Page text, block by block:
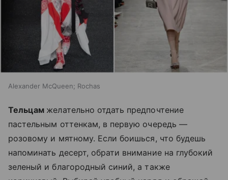
Alexander McQueen; Rochas
Тельцам желательно отдать предпочтение
пастельным оттенкам, в первую очередь —
розовому и мятному. Если боишься, что будешь
напоминать десерт, обрати внимание на глубокий
зеленый и благородный синий, а также